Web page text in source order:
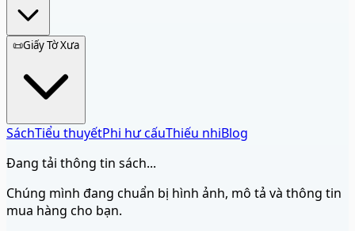
📜Giấy Tờ Xưa
SáchTiểu thuyếtPhi hư cấuThiếu nhiBlog
Đang tải thông tin sách...
Chúng mình đang chuẩn bị hình ảnh, mô tả và thông tin
mua hàng cho bạn.